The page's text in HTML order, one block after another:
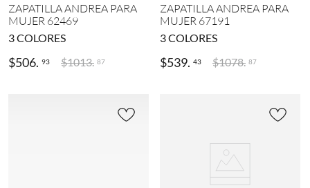
ZAPATILLA ANDREA PARA
MUJER 62469
3COLORES
$506. 93 $1013. 87
ZAPATILLA ANDREA PARA
MUJER 67191
3COLORES
$539. 43 $1078. 87